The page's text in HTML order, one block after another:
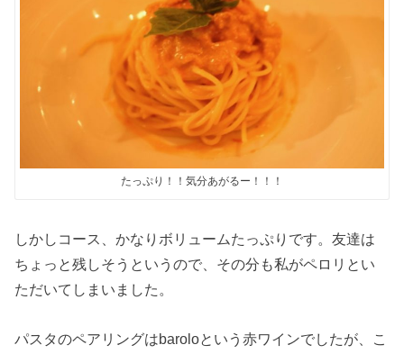
たっぷり！！気分あがるー！！！
しかしコース、かなりボリュームたっぷりです。友達は
ちょっと残しそうというので、その分も私がペロリとい
ただいてしまいました。
パスタのペアリングはbaroloという赤ワインでしたが、こ